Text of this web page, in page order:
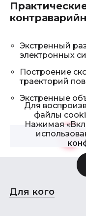
Экстренный
электронных
Построение
траекторий
Экстренные
Для
файлы
Нажимая
Для кого